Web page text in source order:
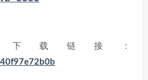
载链接：